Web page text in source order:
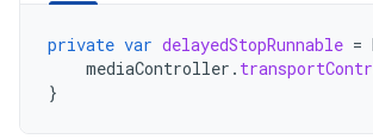
private var delayedStopRunnable =
mediaController .
}